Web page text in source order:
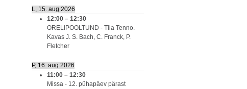
L, 15. aug 2026
12:00 – 12:30
ORELIPOOLTUND - Tiia Tenno.
Kavas J. S. Bach, C. Franck, P.
Fletcher
P, 16. aug 2026
11:00 – 12:30
Missa - 12. pühapäev pärast